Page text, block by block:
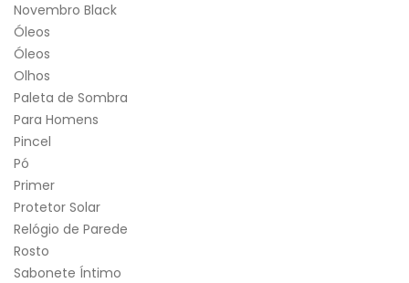
Novembro Black
Óleos
Óleos
Olhos
Paleta de Sombra
Para Homens
Pincel
Pó
Primer
Protetor Solar
Relógio de Parede
Rosto
Sabonete Íntimo